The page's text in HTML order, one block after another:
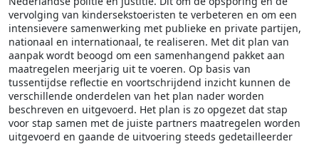
vervolging van kindersekstoeristen te verbeteren en om een
intensievere samenwerking met publieke en private partijen,
nationaal en internationaal, te realiseren. Met dit plan van
aanpak wordt beoogd om een samenhangend pakket aan
maatregelen meerjarig uit te voeren. Op basis van
tussentijdse reflectie en voortschrijdend inzicht kunnen de
verschillende onderdelen van het plan nader worden
beschreven en uitgevoerd. Het plan is zo opgezet dat stap
voor stap samen met de juiste partners maatregelen worden
uitgevoerd en gaande de uitvoering steeds gedetailleerder